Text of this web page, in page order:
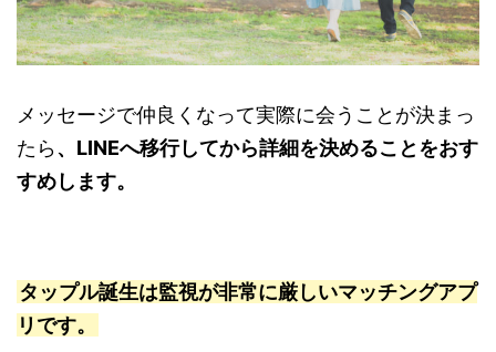
メッセージで仲良くなって実際に会うことが決まっ
たら、LINEへ移行してから詳細を決めることをおす
すめします。
タップル誕生は監視が非常に厳しいマッチングアプ
リです。